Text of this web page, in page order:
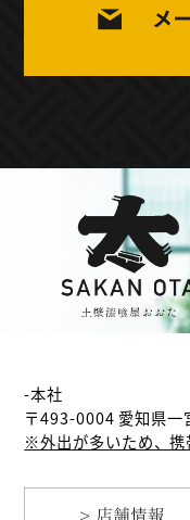
-本社
〒493-0004 愛知県一
※外出が多いため、携